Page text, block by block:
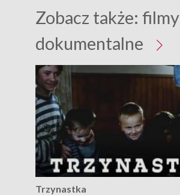
Zobacz także: filmy
dokumentalne
Trzynastka